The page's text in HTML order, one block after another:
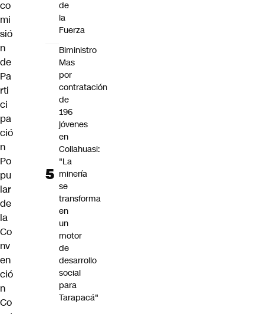
co
mi
sió
n
de
Pa
rti
ci
pa
ció
n
Po
pu
lar
de
la
Co
nv
en
ció
n
Co
de
la
Fuerza
Biministro
Mas
por
contratación
de
196
jóvenes
en
Collahuasi:
"La
minería
se
transforma
en
un
motor
de
desarrollo
social
para
Tarapacá"